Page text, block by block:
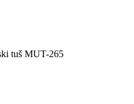
tuš MUT-265